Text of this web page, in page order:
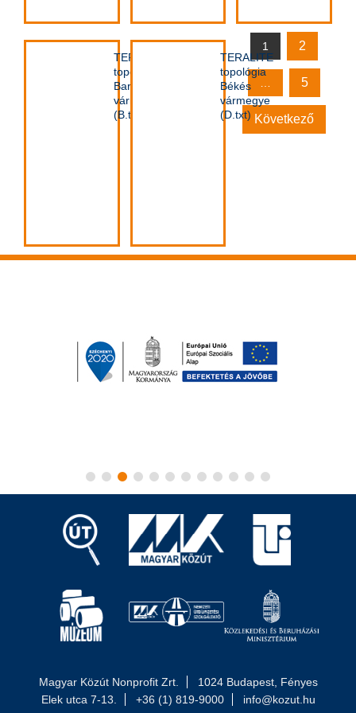
TERALITE
topológia
Baranya
vármegye
(B.txt)
TERALITE
topológia
Békés
vármegye
(D.txt)
1 2
5
Következő
Magyar Közút Nonprofit Zrt.
1024 Budapest, Fényes
Elek utca 7-13.
+36 (1) 819-9000 info@kozut.hu